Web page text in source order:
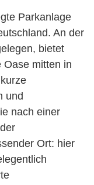
Parkanlage
An der
bietet
Oase mitten in
und
nach einer
Ort: hier